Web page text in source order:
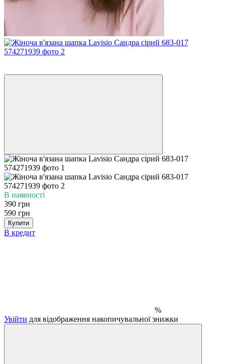
В наявності
390 грн
590 грн
Купити
В кредит
%
Увійти для відображення накопичувальної знижки